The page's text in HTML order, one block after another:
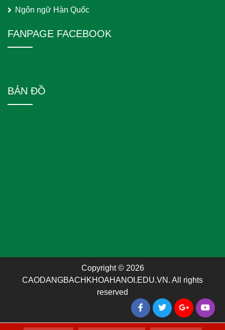
Ngôn ngữ Hàn Quốc
FANPAGE FACEBOOK
BẢN ĐỒ
Copyright © 2026
CAODANGBACHKHOAHANOI.EDU.VN. All rights
reserved